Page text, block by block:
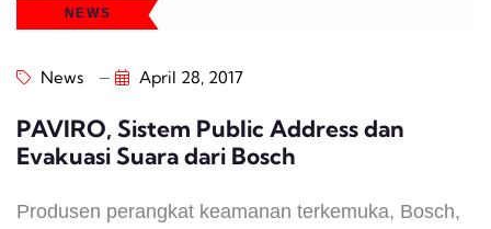
NEWS
News April 28, 2017
PAVIRO, Sistem Public Address dan
Evakuasi Suara dari Bosch
Produsen perangkat keamanan terkemuka, Bosch,